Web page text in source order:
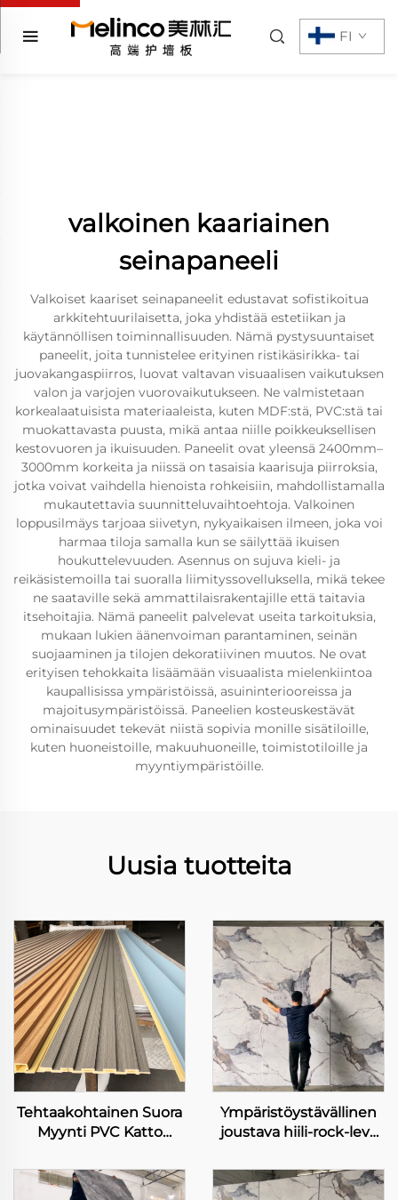
FI
valkoinen kaariainen
seinapaneeli
Valkoiset kaariset seinapaneelit edustavat sofistikoitua
arkkitehtuurilaisetta, joka yhdistää estetiikan ja
käytännöllisen toiminnallisuuden. Nämä pystysuuntaiset
paneelit, joita tunnistelee erityinen ristikäsirikka- tai
juovakangaspiirros, luovat valtavan visuaalisen vaikutuksen
valon ja varjojen vuorovaikutukseen. Ne valmistetaan
korkealaatuisista materiaaleista, kuten MDF:stä, PVC:stä tai
muokattavasta puusta, mikä antaa niille poikkeuksellisen
kestovuoren ja ikuisuuden. Paneelit ovat yleensä 2400mm–
3000mm korkeita ja niissä on tasaisia kaarisuja piirroksia,
jotka voivat vaihdella hienoista rohkeisiin, mahdollistamalla
mukautettavia suunnitteluvaihtoehtoja. Valkoinen
loppusilmäys tarjoaa siivetyn, nykyaikaisen ilmeen, joka voi
harmaa tiloja samalla kun se säilyttää ikuisen
houkuttelevuuden. Asennus on sujuva kieli- ja
reikäsistemoilla tai suoralla liimityssovelluksella, mikä tekee
ne saataville sekä ammattilaisrakentajille että taitavia
itsehoitajia. Nämä paneelit palvelevat useita tarkoituksia,
mukaan lukien äänenvoiman parantaminen, seinän
suojaaminen ja tilojen dekoratiivinen muutos. Ne ovat
erityisen tehokkaita lisäämään visuaalista mielenkiintoa
kaupallisissa ympäristöissä, asuininteriooreissa ja
majoitusympäristöissä. Paneelien kosteuskestävät
ominaisuudet tekevät niistä sopivia monille sisätiloille,
kuten huoneistoille, makuuhuoneille, toimistotiloille ja
myyntiympäristöille.
Uusia tuotteita
Tehtaakohtainen Suora
Myynti PVC Katto
Kuviollinen Paneeli
Sisätilojen Kauneutta
Ympäristöystävällinen
joustava hiili-rock-levy
laseripainettu joustava
bambuksihiili-kuito